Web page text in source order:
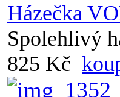
Házečka
Spolehlivý
825 Kč